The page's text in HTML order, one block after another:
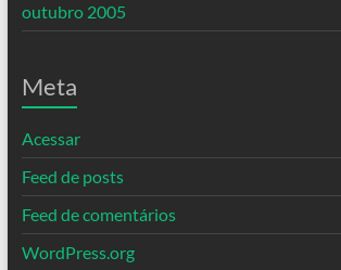
outubro 2005
Meta
Acessar
Feed de posts
Feed de comentários
WordPress.org